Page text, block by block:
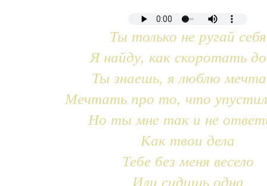
Ты только не ругай себя
Я найду, как скоротать
Ты знаешь, я люблю
Мечтать про то, что
Но ты мне так и не
Как твои дела
Тебе без меня весело
Или сидишь одна